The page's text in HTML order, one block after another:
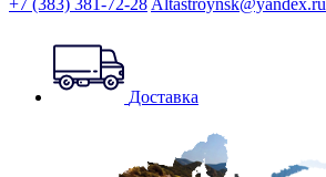
+7 (383) 381-72-28 Altastroynsk@yandex.ru
Доставка